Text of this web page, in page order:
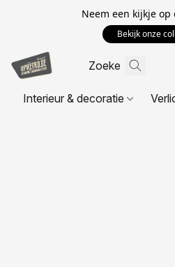
Neem een kijkje op
Bekijk onze
Interieur & decoratie